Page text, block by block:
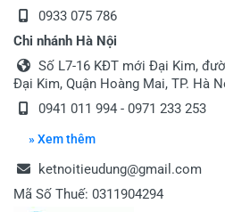
0933 075 786
Chi nhánh Hà Nội
Số L7-16 KĐT mới Đại Kim,
Đại Kim, Quận Hoàng Mai, TP. Hà
0941 011 994 - 0971 233 253
» Xem thêm
ketnoitieudung@gmail.com
Mã Số Thuế: 0311904294